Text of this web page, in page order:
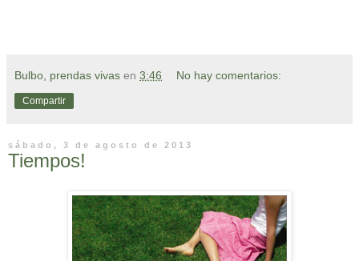
Bulbo, prendas vivas en 3:46 No hay comentarios:
Compartir
sábado, 3 de agosto de 2013
Tiempos!